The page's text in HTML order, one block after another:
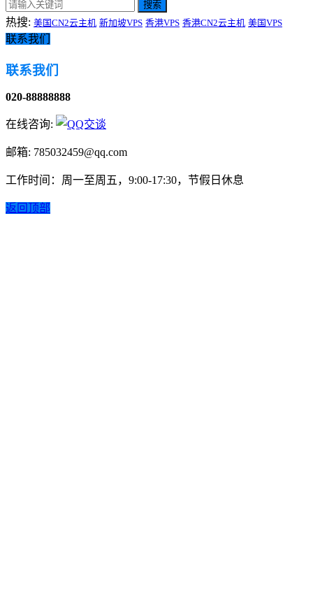
搜索
热搜: 美国CN2云主机 新加坡VPS 香港VPS 香港CN2云主机 美国VPS
联系我们
联系我们
020-88888888
在线咨询:
邮箱: 785032459@qq.com
工作时间：周一至周五，9:00-17:30，节假日休息
返回顶部